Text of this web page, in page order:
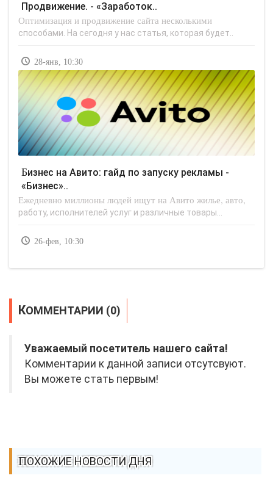
Продвижение. - «Заработок..
Оптимизация и продвижение сайта несколькими
способами. На сегодня у нас статья, которая будет..
28-янв, 10:30
Бизнес на Авито: гайд по запуску рекламы -
«Бизнес»..
Ежедневно миллионы людей ищут на Авито жилье, авто,
работу, исполнителей услуг и различные товары...
26-фев, 10:30
КОММЕНТАРИИ (0)
Уважаемый посетитель нашего сайта!
Комментарии к данной записи отсутсвуют.
Вы можете стать первым!
ПОХОЖИЕ НОВОСТИ ДНЯ